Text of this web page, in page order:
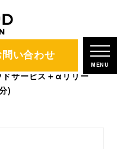
問い合わせ
MENU
ドサービス＋αリリー
)